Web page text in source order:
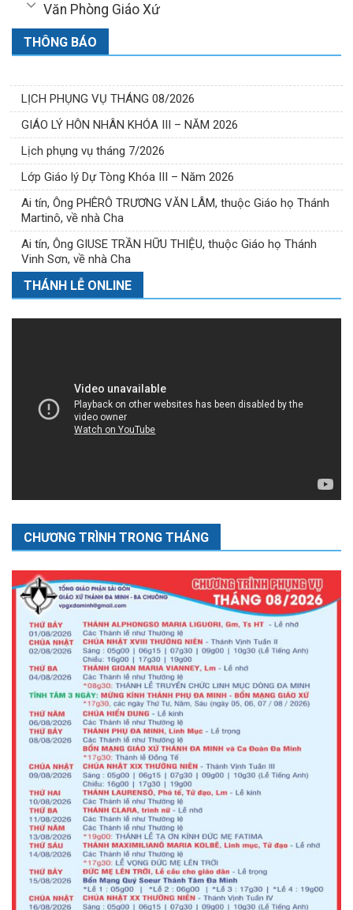
Văn Phòng Giáo Xứ
THÔNG BÁO
LỊCH PHỤNG VỤ THÁNG 08/2026
GIÁO LÝ HÔN NHÂN KHÓA III – NĂM 2026
Lịch phụng vụ tháng 7/2026
Lớp Giáo lý Dự Tòng Khóa III – Năm 2026
Ai tín, Ông PHÊRÔ TRƯƠNG VĂN LÂM, thuộc Giáo họ Thánh
Martinô, về nhà Cha
Ai tín, Ông GIUSE TRẦN HỮU THIỆU, thuộc Giáo họ Thánh
Vinh Sơn, về nhà Cha
THÁNH LỄ ONLINE
CHƯƠNG TRÌNH TRONG THÁNG